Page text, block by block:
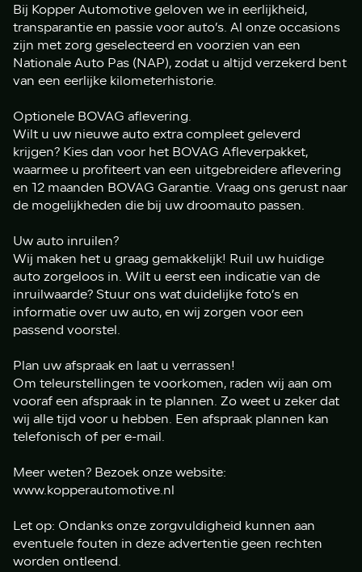
Bij Kopper Automotive geloven we in eerlijkheid,
transparantie en passie voor auto’s. Al onze occasions
zijn met zorg geselecteerd en voorzien van een
Nationale Auto Pas (NAP), zodat u altijd verzekerd bent
van een eerlijke kilometerhistorie.
Optionele BOVAG aflevering.
Wilt u uw nieuwe auto extra compleet geleverd
krijgen? Kies dan voor het BOVAG Afleverpakket,
waarmee u profiteert van een uitgebreidere aflevering
en 12 maanden BOVAG Garantie. Vraag ons gerust naar
de mogelijkheden die bij uw droomauto passen.
Uw auto inruilen?
Wij maken het u graag gemakkelijk! Ruil uw huidige
auto zorgeloos in. Wilt u eerst een indicatie van de
inruilwaarde? Stuur ons wat duidelijke foto’s en
informatie over uw auto, en wij zorgen voor een
passend voorstel.
Plan uw afspraak en laat u verrassen!
Om teleurstellingen te voorkomen, raden wij aan om
vooraf een afspraak in te plannen. Zo weet u zeker dat
wij alle tijd voor u hebben. Een afspraak plannen kan
telefonisch of per e-mail.
Meer weten? Bezoek onze website:
www.kopperautomotive.nl
Let op: Ondanks onze zorgvuldigheid kunnen aan
eventuele fouten in deze advertentie geen rechten
worden ontleend.